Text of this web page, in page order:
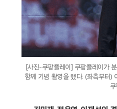
[사진-쿠팡플레이] 쿠팡플레이가
함께 기념 촬영을 했다. (좌측부터